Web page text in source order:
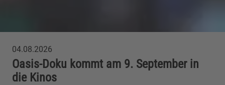
04.08.2026
Oasis-Doku kommt am 9. September in
die Kinos